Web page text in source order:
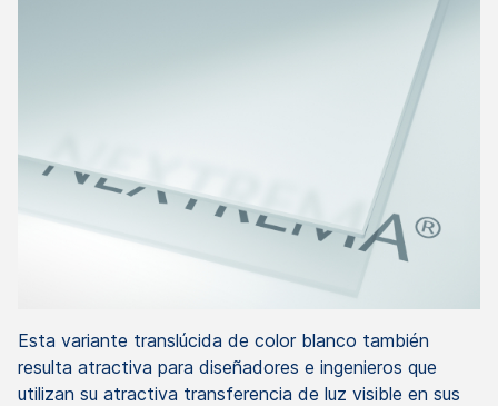
Esta variante translúcida de color blanco también
resulta atractiva para diseñadores e ingenieros que
utilizan su atractiva transferencia de luz visible en sus